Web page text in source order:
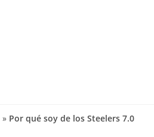
» Por qué soy de los Steelers 7.0